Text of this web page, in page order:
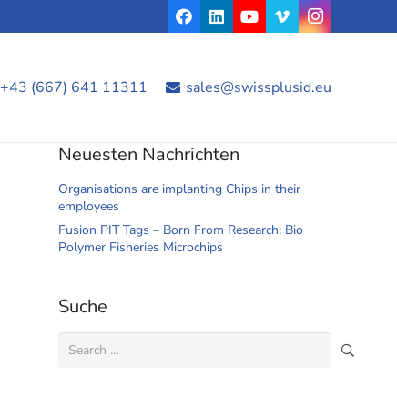
+43 (667) 641 11311 sales@swissplusid.eu
Neuesten Nachrichten
Organisations are implanting Chips in their
employees
Fusion PIT Tags – Born From Research; Bio
Polymer Fisheries Microchips
Suche
Search